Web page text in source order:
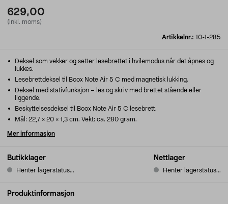
629,00
(inkl. moms)
Artikkelnr.: 10-1-285
Butikklager
Henter lagerstatus...
Nettlager
Henter lagerstatus...
Deksel som vekker og setter lesebrettet i hvilemodus når det åpnes og
lukkes.
Lesebrettdeksel til Boox Note Air 5 C med magnetisk lukking.
Deksel med stativfunksjon – les og skriv med brettet stående eller
liggende.
Beskyttelsesdeksel til Boox Note Air 5 C lesebrett.
Mål: 22,7 × 20 × 1,3 cm. Vekt: ca. 280 gram.
Mer informasjon
Produktinformasjon